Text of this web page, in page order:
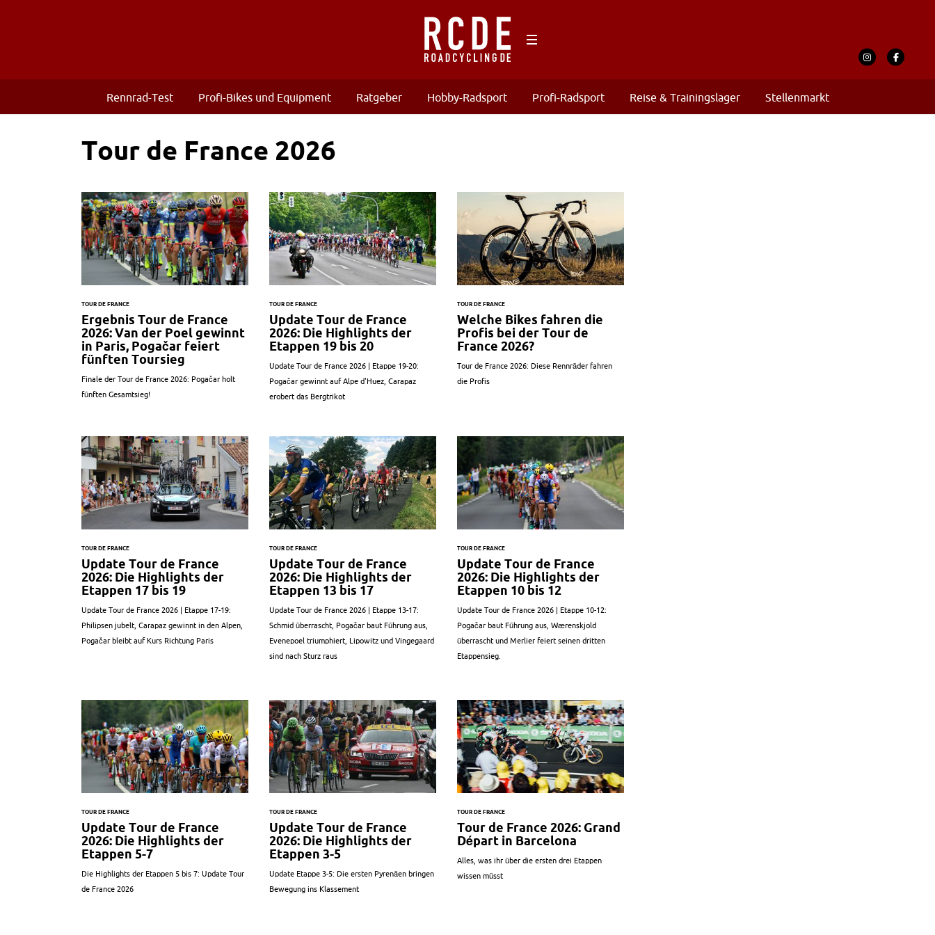
Rennrad-Test Profi-Bikes und Equipment Ratgeber Hobby-Radsport Profi-Radsport Reise & Trainingslager Stellenmarkt
Tour de France 2026
TOUR DE FRANCE
Ergebnis Tour de France
2026: Van der Poel gewinnt
in Paris, Pogačar feiert
fünften Toursieg
Finale der Tour de France 2026: Pogačar holt
fünften Gesamtsieg!
TOUR DE FRANCE
Update Tour de France
2026: Die Highlights der
Etappen 19 bis 20
Update Tour de France 2026 | Etappe 19-20:
Pogačar gewinnt auf Alpe d'Huez, Carapaz
erobert das Bergtrikot
TOUR DE FRANCE
Welche Bikes fahren die
Profis bei der Tour de
France 2026?
Tour de France 2026: Diese Rennräder fahren
die Profis
TOUR DE FRANCE
Update Tour de France
2026: Die Highlights der
Etappen 17 bis 19
Update Tour de France 2026 | Etappe 17-19:
Philipsen jubelt, Carapaz gewinnt in den Alpen,
Pogačar bleibt auf Kurs Richtung Paris
TOUR DE FRANCE
Update Tour de France
2026: Die Highlights der
Etappen 13 bis 17
Update Tour de France 2026 | Etappe 13-17:
Schmid überrascht, Pogačar baut Führung aus,
Evenepoel triumphiert, Lipowitz und Vingegaard
sind nach Sturz raus
TOUR DE FRANCE
Update Tour de France
2026: Die Highlights der
Etappen 10 bis 12
Update Tour de France 2026 | Etappe 10-12:
Pogačar baut Führung aus, Wærenskjold
überrascht und Merlier feiert seinen dritten
Etappensieg.
TOUR DE FRANCE
Update Tour de France
2026: Die Highlights der
Etappen 5-7
Die Highlights der Etappen 5 bis 7: Update Tour
de France 2026
TOUR DE FRANCE
Update Tour de France
2026: Die Highlights der
Etappen 3-5
Update Etappe 3-5: Die ersten Pyrenäen bringen
Bewegung ins Klassement
TOUR DE FRANCE
Tour de France 2026: Grand
Départ in Barcelona
Alles, was ihr über die ersten drei Etappen
wissen müsst